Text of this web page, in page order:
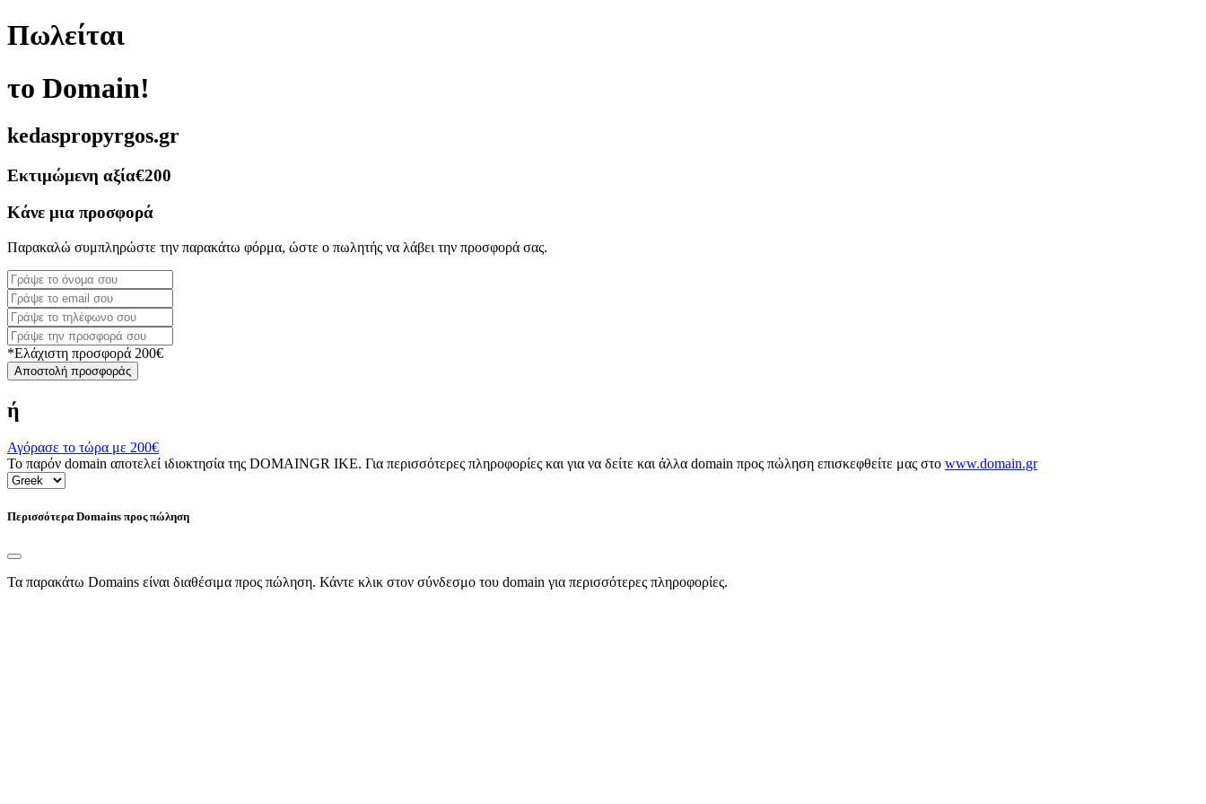
Πωλείται
το Domain!
kedaspropyrgos.gr
Εκτιμώμενη αξία€200
Κάνε μια προσφορά
Παρακαλώ συμπληρώστε την παρακάτω φόρμα, ώστε ο πωλητής να λάβει την προσφορά σας.
*Ελάχιστη προσφορά 200€
Αποστολή προσφοράς
ή
Αγόρασε το τώρα με 200€
Το παρόν domain αποτελεί ιδιοκτησία της DOMAINGR ΙΚΕ. Για περισσότερες πληροφορίες και για να δείτε και άλλα domain προς πώληση επισκεφθείτε μας στο www.domain.gr
Περισσότερα Domains προς πώληση
Τα παρακάτω Domains είναι διαθέσιμα προς πώληση. Κάντε κλικ στον σύνδεσμο του domain για περισσότερες πληροφορίες.